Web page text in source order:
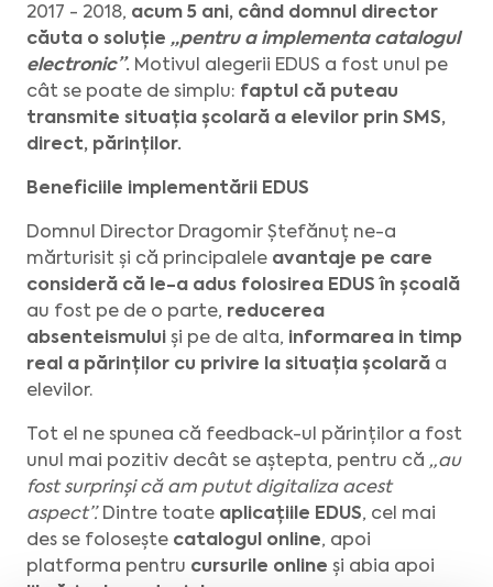
2017 - 2018, acum 5 ani, când domnul director
căuta o soluție „pentru a implementa catalogul
electronic”. Motivul alegerii EDUS a fost unul pe
cât se poate de simplu: faptul că puteau
transmite situația școlară a elevilor prin SMS,
direct, părinților.
Beneficiile implementării EDUS
Domnul Director Dragomir Ștefănuț ne-a
mărturisit și că principalele avantaje pe care
consideră că le-a adus folosirea EDUS în școală
au fost pe de o parte, reducerea
absenteismului și pe de alta, informarea in timp
real a părinților cu privire la situația școlară a
elevilor.
Tot el ne spunea că feedback-ul părinților a fost
unul mai pozitiv decât se aștepta, pentru că „au
fost surprinși că am putut digitaliza acest
aspect”. Dintre toate aplicațiile EDUS, cel mai
des se folosește catalogul online, apoi
platforma pentru cursurile online și abia apoi